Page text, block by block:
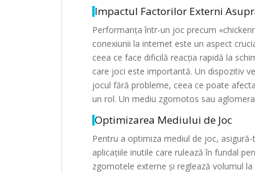
Impactul Factorilor Externi
Performanța într-un joc precum
conexiunii la internet este un aspect
ceea ce face dificilă reacția rapidă la
care joci este importantă. Un dispozitiv
jocul fără probleme, ceea ce poate
un rol. Un mediu zgomotos sau
Optimizarea Mediului de Joc
Pentru a optimiza mediul de joc,
aplicațiile inutile care rulează în fundal
zgomotele externe și reglează volumul